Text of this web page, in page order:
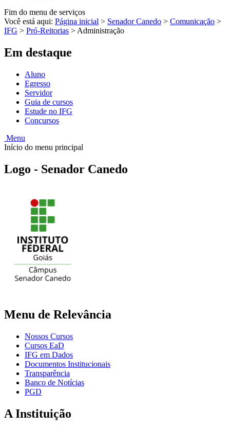
Fim do menu de serviços
Você está aqui: Página inicial > Senador Canedo > Comunicação >
IFG > Pró-Reitorias >Administração
Em destaque
Aluno
Egresso
Servidor
Guia de cursos
Estude no IFG
Concursos
Menu
Início do menu principal
Logo - Senador Canedo
Menu de Relevância
Nossos Cursos
Cursos EaD
IFG em Dados
Documentos Institucionais
Transparência
Banco de Notícias
PGD
A Instituição